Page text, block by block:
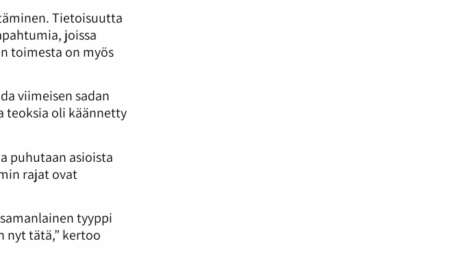
Tietoisuutta
joissa
toimesta on myös
viimeisen sadan
teoksia oli käännetty
puhutaan asioista
rajat ovat
tyyppi
nyt tätä,” kertoo